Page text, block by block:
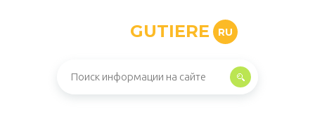
GUTIERE RU